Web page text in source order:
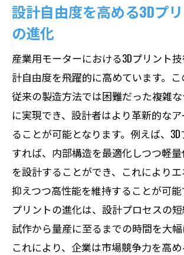
設計自由度を高める3Dプ
の進化
産業用モーターにおける3Dプリント
計自由度を飛躍的に高めています。こ
従来の製造方法では困難だった複雑
に実現でき、設計者はより革新的な
ることが可能となります。例えば、
すれば、内部構造を最適化しつつ軽
を設計することができ、これにより
抑えつつ高性能を維持することが可能
プリントの進化は、設計プロセスの短
試作から量産に至るまでの時間を大幅
これにより、企業は市場競争力を高